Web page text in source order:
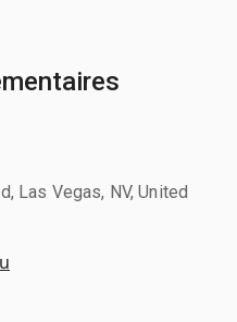
Las Vegas, NV, United